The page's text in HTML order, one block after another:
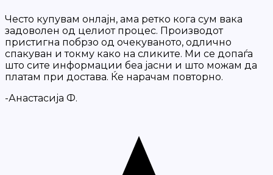
Често купувам онлајн, ама ретко кога сум вака
задоволен од целиот процес. Производот
пристигна побрзо од очекуваното, одлично
спакуван и токму како на сликите. Ми се допаѓа
што сите информации беа јасни и што можам да
платам при достава. Ќе нарачам повторно.
-Анастасија Ф.